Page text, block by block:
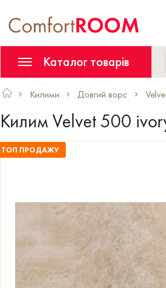
Каталог товарів
Килими Довгий ворс
Килим Velvet 500
ТОП ПРОДАЖУ